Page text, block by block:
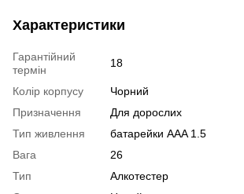
Характеристики
Гарантійний
термін
18
Колір корпусу
Чорний
Призначення
Для дорослих
Тип живлення
батарейки AAA 1.5
Вага
26
Тип
Алкотестер